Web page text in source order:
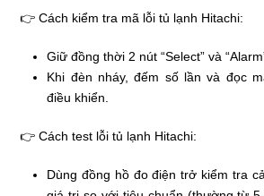
👉 Cách kiểm tra mã lỗi tủ lạnh Hitachi:
Giữ đồng thời 2 nút “Select” và
Khi đèn nháy, đếm số lần và đọc
điều khiển.
👉 Cách test lỗi tủ lạnh Hitachi:
Dùng đồng hồ đo điện trở kiểm tra